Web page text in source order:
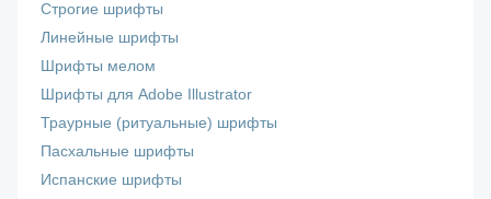
Строгие шрифты
Линейные шрифты
Шрифты мелом
Шрифты для Adobe Illustrator
Траурные (ритуальные) шрифты
Пасхальные шрифты
Испанские шрифты